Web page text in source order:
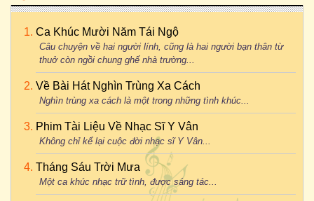
Ca Khúc Mười Năm Tái Ngộ
Câu chuyện về hai người lính, cũng là hai người bạn thân từ
thuở còn ngồi chung ghế nhà trường...
Về Bài Hát Nghìn Trùng Xa Cách
Nghìn trùng xa cách là một trong những tình khúc...
Phim Tài Liệu Về Nhạc Sĩ Y Vân
Không chỉ kể lại cuộc đời nhạc sĩ Y Vân...
Tháng Sáu Trời Mưa
Một ca khúc nhạc trữ tình, được sáng tác...